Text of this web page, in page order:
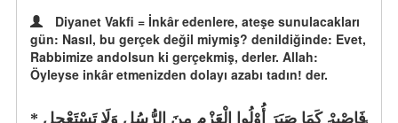
Diyanet Vakfi = İnkâr edenlere, ateşe sunulacakları
gün: Nasıl, bu gerçek değil miymiş? denildiğinde: Evet,
Rabbimize andolsun ki gerçekmiş, derler. Allah:
Öyleyse inkâr etmenizden dolayı azabı tadın! der.